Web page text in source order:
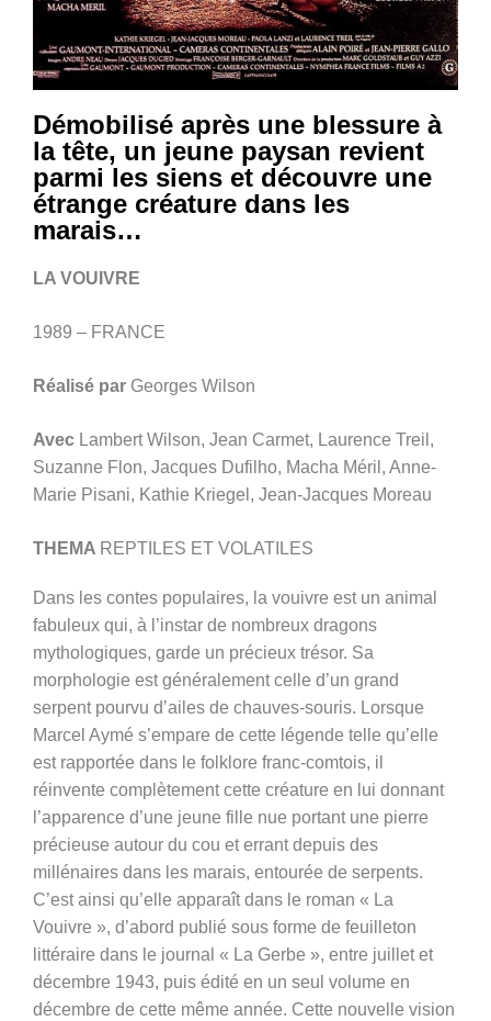
Démobilisé après une blessure à
la tête, un jeune paysan revient
parmi les siens et découvre une
étrange créature dans les
marais…
LA VOUIVRE
1989 – FRANCE
Réalisé par Georges Wilson
Avec Lambert Wilson, Jean Carmet, Laurence Treil,
Suzanne Flon, Jacques Dufilho, Macha Méril, Anne-
Marie Pisani, Kathie Kriegel, Jean-Jacques Moreau
THEMA REPTILES ET VOLATILES
Dans les contes populaires, la vouivre est un animal
fabuleux qui, à l’instar de nombreux dragons
mythologiques, garde un précieux trésor. Sa
morphologie est généralement celle d’un grand
serpent pourvu d’ailes de chauves-souris. Lorsque
Marcel Aymé s’empare de cette légende telle qu’elle
est rapportée dans le folklore franc-comtois, il
réinvente complètement cette créature en lui donnant
l’apparence d’une jeune fille nue portant une pierre
précieuse autour du cou et errant depuis des
millénaires dans les marais, entourée de serpents.
C’est ainsi qu’elle apparaît dans le roman « La
Vouivre », d’abord publié sous forme de feuilleton
littéraire dans le journal « La Gerbe », entre juillet et
décembre 1943, puis édité en un seul volume en
décembre de cette même année. Cette nouvelle vision